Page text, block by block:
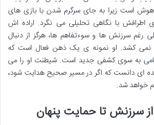
باهوش است زیرا به جای سرگرم شدن با بازی های
اطرافش با نگاهی تحلیلی می نگرد. اراده اش
رغم سرزنش ها و سوءتفاهم ها، هرگز از دنبال
کشد. او نمونه ی یک ذهن فعال است که
به سوی کشفی جدید است. شیطنت او را می
ای دانست که اگر در مسیر صحیح هدایت شود،
خواهد شد.
از سرزنش تا حمایت پنهان